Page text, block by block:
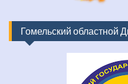
Гомельский областной